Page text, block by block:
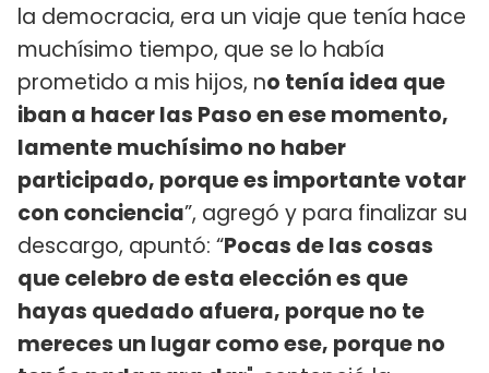
la democracia, era un viaje que tenía hace
muchísimo tiempo, que se lo había
prometido a mis hijos, no tenía idea que
iban a hacer las Paso en ese momento,
lamente muchísimo no haber
participado, porque es importante votar
con conciencia”, agregó y para finalizar su
descargo, apuntó: “Pocas de las cosas
que celebro de esta elección es que
hayas quedado afuera, porque no te
mereces un lugar como ese, porque no